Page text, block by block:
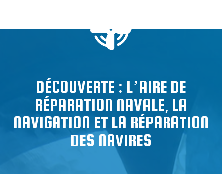
DÉCOUVERTE : L’AIRE DE
RÉPARATION NAVALE, LA
NAVIGATION ET LA RÉPARATION
DES NAVIRES